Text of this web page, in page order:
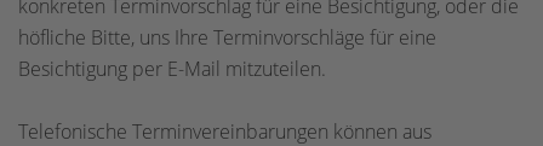
konkreten Terminvorschlag für eine Besichtigung, oder die
höfliche Bitte, uns Ihre Terminvorschläge für eine
Besichtigung per E-Mail mitzuteilen.
Telefonische Terminvereinbarungen können aus